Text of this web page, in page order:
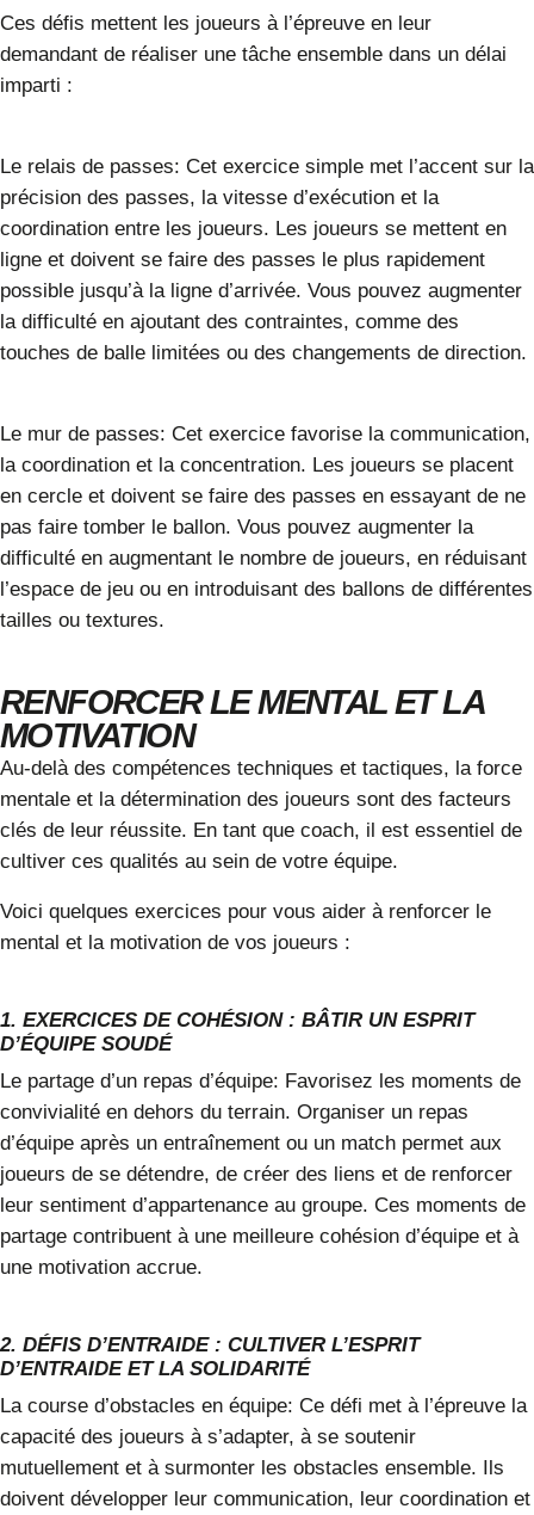
Ces défis mettent les joueurs à l’épreuve en leur
demandant de réaliser une tâche ensemble dans un délai
imparti :
Le relais de passes: Cet exercice simple met l’accent sur la
précision des passes, la vitesse d’exécution et la
coordination entre les joueurs. Les joueurs se mettent en
ligne et doivent se faire des passes le plus rapidement
possible jusqu’à la ligne d’arrivée. Vous pouvez augmenter
la difficulté en ajoutant des contraintes, comme des
touches de balle limitées ou des changements de direction.
Le mur de passes: Cet exercice favorise la communication,
la coordination et la concentration. Les joueurs se placent
en cercle et doivent se faire des passes en essayant de ne
pas faire tomber le ballon. Vous pouvez augmenter la
difficulté en augmentant le nombre de joueurs, en réduisant
l’espace de jeu ou en introduisant des ballons de différentes
tailles ou textures.
RENFORCER LE MENTAL ET LA
MOTIVATION
Au-delà des compétences techniques et tactiques, la force
mentale et la détermination des joueurs sont des facteurs
clés de leur réussite. En tant que coach, il est essentiel de
cultiver ces qualités au sein de votre équipe.
Voici quelques exercices pour vous aider à renforcer le
mental et la motivation de vos joueurs :
1. EXERCICES DE COHÉSION : BÂTIR UN ESPRIT
D’ÉQUIPE SOUDÉ
Le partage d’un repas d’équipe: Favorisez les moments de
convivialité en dehors du terrain. Organiser un repas
d’équipe après un entraînement ou un match permet aux
joueurs de se détendre, de créer des liens et de renforcer
leur sentiment d’appartenance au groupe. Ces moments de
partage contribuent à une meilleure cohésion d’équipe et à
une motivation accrue.
2. DÉFIS D’ENTRAIDE : CULTIVER L’ESPRIT
D’ENTRAIDE ET LA SOLIDARITÉ
La course d’obstacles en équipe: Ce défi met à l’épreuve la
capacité des joueurs à s’adapter, à se soutenir
mutuellement et à surmonter les obstacles ensemble. Ils
doivent développer leur communication, leur coordination et